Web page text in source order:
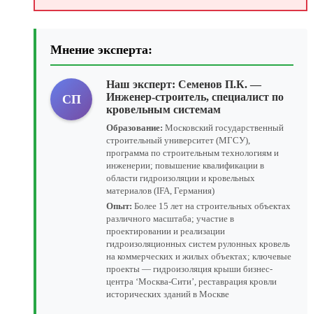
Мнение эксперта:
СП
Наш эксперт: Семенов П.К. —
Инженер-строитель, специалист по
кровельным системам
Образование: Московский государственный
строительный университет (МГСУ),
программа по строительным технологиям и
инженерии; повышение квалификации в
области гидроизоляции и кровельных
материалов (IFA, Германия)
Опыт: Более 15 лет на строительных объектах
различного масштаба; участие в
проектировании и реализации
гидроизоляционных систем рулонных кровель
на коммерческих и жилых объектах; ключевые
проекты — гидроизоляция крыши бизнес-
центра ‘Москва-Сити’, реставрация кровли
исторических зданий в Москве